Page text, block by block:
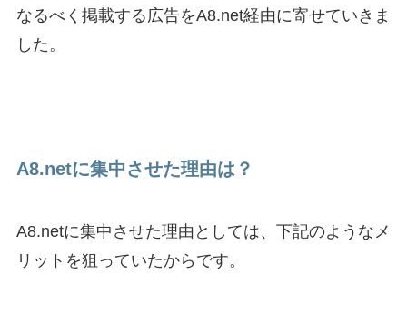
なるべく掲載する広告をA8.net経由に寄せていきま
した。
A8.netに集中させた理由は？
A8.netに集中させた理由としては、下記のようなメ
リットを狙っていたからです。